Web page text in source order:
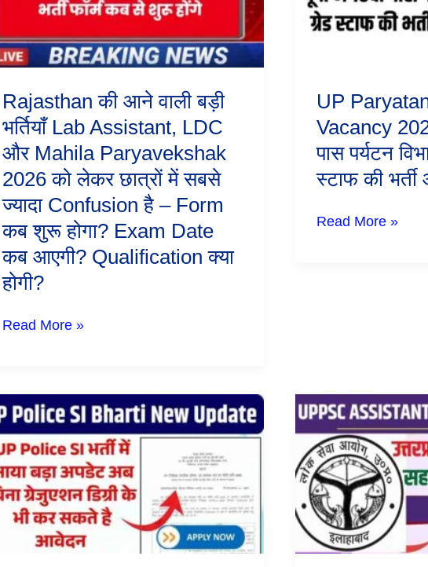
Rajasthan की आने वाली बड़ी
भर्तियाँ Lab Assistant, LDC
और Mahila Paryavekshak
2026 को लेकर छात्रों में सबसे
ज्यादा Confusion है – Form
कब शुरू होगा? Exam Date
कब आएगी? Qualification क्या
होगी?
LDC
और
Mahila
2026
को
लेकर
छात्रों
सबसे
ज्यादा
Confusion
है
Form
कब
शुरू
Exam
क्या
होगी?
Read More »
UP
Vacancy
पास पर्यटन
स्टाफ की भर्ती
में
10वीं
फोर्थ
ग्रेड
स्टाफ
की
आवेदन
जारी
Read More »
UP
Police
SI
Bharti
New
Update
2025:
UP
Police
UPPSC
Assistant
Teacher
Vacancy
2025:
उत्तरप्रदेश
लोक
सेवा
आयोग
ने
सहायक